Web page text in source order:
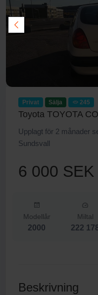
Privat Sälja 245
Toyota TOYOTA
Upplagt för 2 månader
Sundsvall
6 000 SEK
Modellår
2000
Miltal
222
Beskrivning